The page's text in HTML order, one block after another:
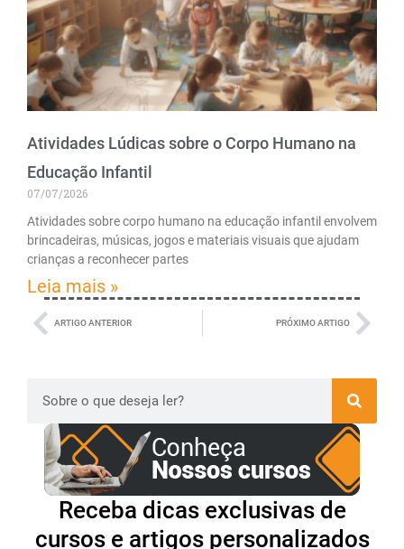
Atividades Lúdicas sobre o Corpo Humano na
Educação Infantil
07/07/2026
Atividades sobre corpo humano na educação infantil envolvem
brincadeiras, músicas, jogos e materiais visuais que ajudam
crianças a reconhecer partes
Leia mais »
ARTIGO ANTERIOR PRÓXIMO ARTIGO
Receba dicas exclusivas de
cursos e artigos personalizados